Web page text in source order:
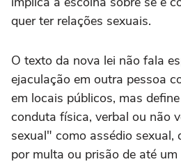
quer ter relações sexuais.
O texto da nova lei não fala
ejaculação em outra pessoa
em locais públicos, mas
conduta física, verbal ou não
sexual" como assédio sexual,
por multa ou prisão de até